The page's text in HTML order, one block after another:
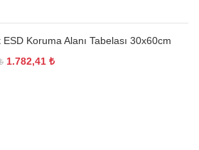
Koruma Alanı Tabelası 30x60cm
1.782,41 ₺